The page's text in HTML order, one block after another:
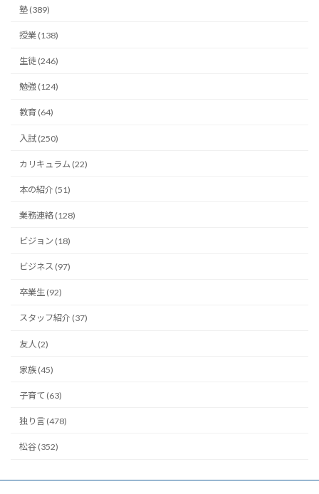
塾 (389)
授業 (138)
生徒 (246)
勉強 (124)
教育 (64)
入試 (250)
カリキュラム (22)
本の紹介 (51)
業務連絡 (128)
ビジョン (18)
ビジネス (97)
卒業生 (92)
スタッフ紹介 (37)
友人 (2)
家族 (45)
子育て (63)
独り言 (478)
松谷 (352)